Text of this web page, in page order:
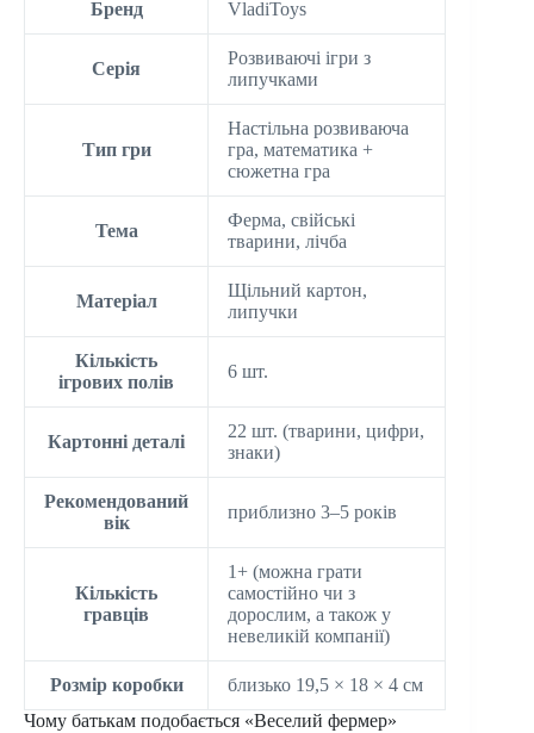
Бренд VladiToys
Серія
Розвиваючі ігри з
липучками
Тип гри
Настільна розвиваюча
гра, математика +
сюжетна гра
Тема
Ферма, свійські
тварини, лічба
Матеріал
Щільний картон,
липучки
Кількість
ігрових полів
6 шт.
Картонні деталі
22 шт. (тварини, цифри,
знаки)
Рекомендований
вік
приблизно 3–5 років
Кількість
гравців
1+ (можна грати
самостійно чи з
дорослим, а також у
невеликій компанії)
Розмір коробки
близько 19,5 × 18 × 4 см
Чому батькам подобається «Веселий фермер»